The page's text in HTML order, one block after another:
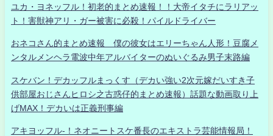
ユカ・ヨネッフル！初老的まとめ速報！！大帝イタチにラリアッ
ト！害獣神アリ・ガー被害に必殺！パイルドライバー
おネコさん的まとめ速報 僕の彼女はエリーちゃん人形！豆腐メ
ンタルメンヘラ電波中年アルバイターのぬいぐるみ男子末路編
スケバン！デカッフルまっくす（デカい強い2次元嫁だいすき子
供部屋おじさんヒロシ之古惑仔的まとめ速報）話題な動画取り上
げMAX！デカいは正義刑事編
アキヨッフル-！ネオニートスケ番長のエキストラ芸能情報局！